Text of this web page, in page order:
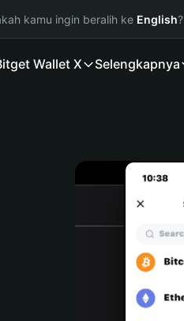
kamu ingin beralih ke English?
Wallet X Selengkapnya